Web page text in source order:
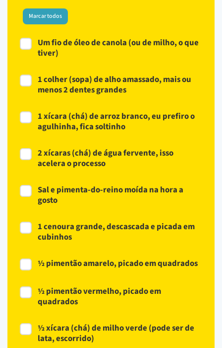
Marcar todos
Um fio de óleo de canola (ou de milho, o que
tiver)
1 colher (sopa) de alho amassado, mais ou
menos 2 dentes grandes
1 xícara (chá) de arroz branco, eu prefiro o
agulhinha, fica soltinho
2 xícaras (chá) de água fervente, isso
acelera o processo
Sal e pimenta-do-reino moída na hora a
gosto
1 cenoura grande, descascada e picada em
cubinhos
½ pimentão amarelo, picado em quadrados
½ pimentão vermelho, picado em
quadrados
½ xícara (chá) de milho verde (pode ser de
lata, escorrido)